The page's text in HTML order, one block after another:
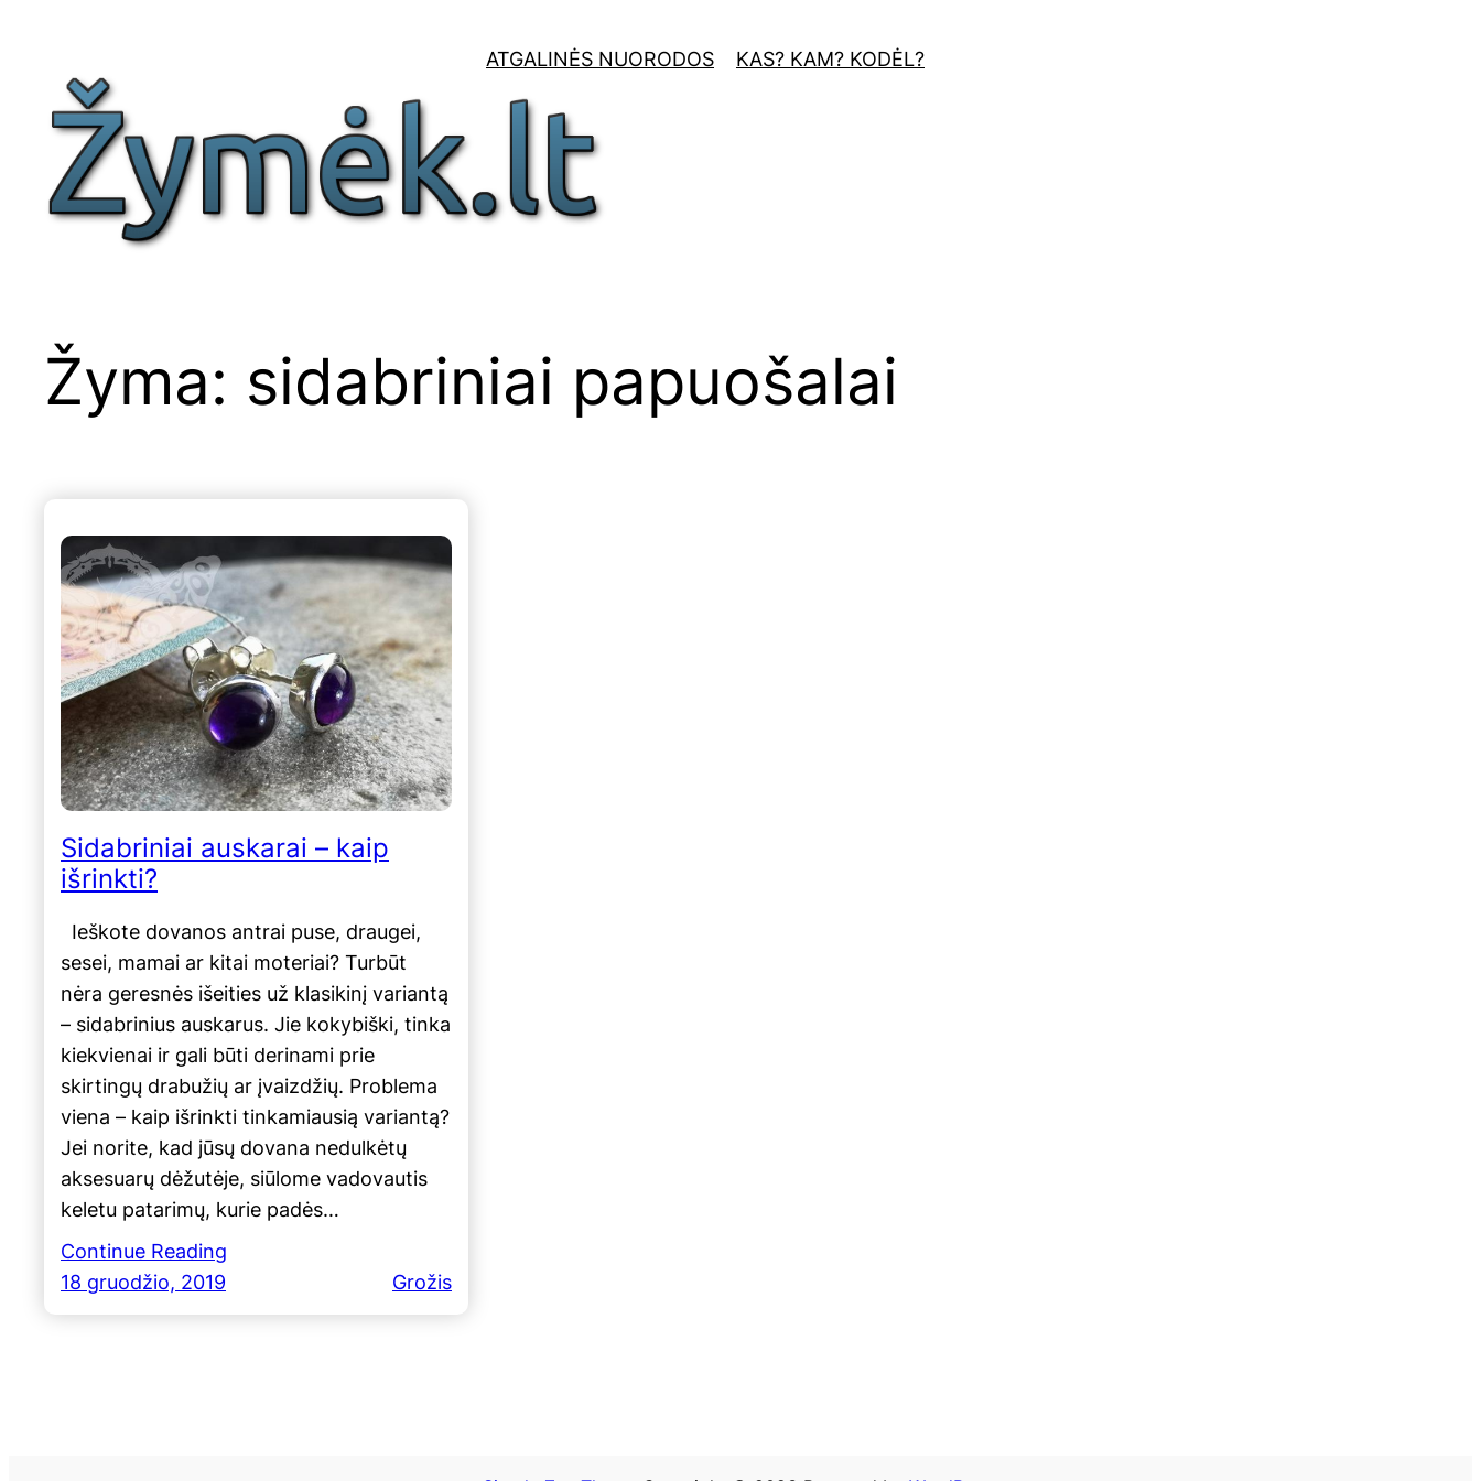
turinio
ATGALINĖS NUORODOS KAS? KAM? KODĖL?
Žyma: sidabriniai papuošalai
Sidabriniai auskarai – kaip
išrinkti?
Ieškote dovanos antrai puse, draugei,
sesei, mamai ar kitai moteriai? Turbūt
nėra geresnės išeities už klasikinį variantą
– sidabrinius auskarus. Jie kokybiški, tinka
kiekvienai ir gali būti derinami prie
skirtingų drabužių ar įvaizdžių. Problema
viena – kaip išrinkti tinkamiausią variantą?
Jei norite, kad jūsų dovana nedulkėtų
aksesuarų dėžutėje, siūlome vadovautis
keletu patarimų, kurie padės…
Continue Reading
18 gruodžio, 2019
Grožis